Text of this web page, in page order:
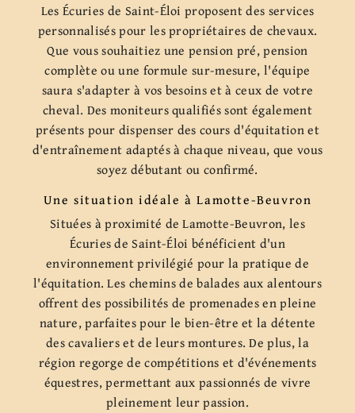
Les Écuries de Saint-Éloi proposent des services
personnalisés pour les propriétaires de chevaux.
Que vous souhaitiez une pension pré, pension
complète ou une formule sur-mesure, l'équipe
saura s'adapter à vos besoins et à ceux de votre
cheval. Des moniteurs qualifiés sont également
présents pour dispenser des cours d'équitation et
d'entraînement adaptés à chaque niveau, que vous
soyez débutant ou confirmé.
Une situation idéale à Lamotte-Beuvron
Situées à proximité de Lamotte-Beuvron, les
Écuries de Saint-Éloi bénéficient d'un
environnement privilégié pour la pratique de
l'équitation. Les chemins de balades aux alentours
offrent des possibilités de promenades en pleine
nature, parfaites pour le bien-être et la détente
des cavaliers et de leurs montures. De plus, la
région regorge de compétitions et d'événements
équestres, permettant aux passionnés de vivre
pleinement leur passion.